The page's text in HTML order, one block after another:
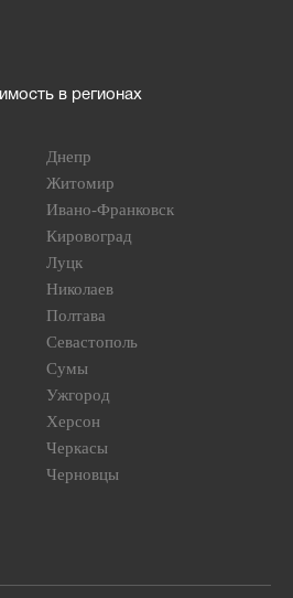
в регионах
Днепр
Житомир
Ивано-Франковск
Кировоград
Луцк
Николаев
Полтава
Севастополь
Сумы
Ужгород
Херсон
Черкасы
Черновцы